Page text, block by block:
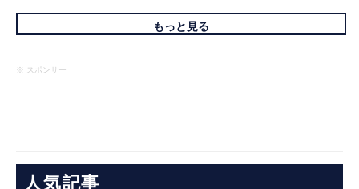
もっと見る
※ スポンサー
人気記事